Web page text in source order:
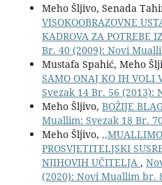
Meho Šljivo, Senada
VISOKOOBRAZOVNE
KADROVA ZA POTREBE
Br. 40 (2009): Novi
Mustafa Spahić, Meho
SAMO ONAJ KO IH VOLI
Svezak 14 Br. 56 (2013):
Meho Šljivo, BOŽIJE
Muallim: Svezak 18 Br.
Meho Šljivo,
PROSVJETITELJSKI
NJIHOVIH UČITELJA ,
(2020): Novi Muallim br.